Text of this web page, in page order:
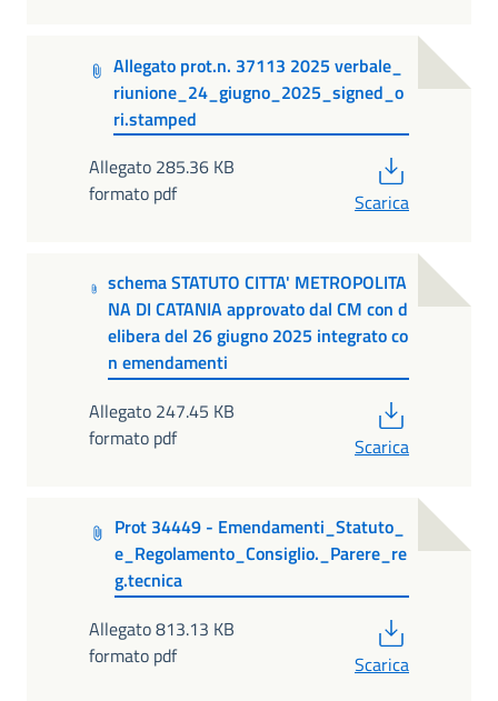
Allegato prot.n. 37113 2025 verbale_
riunione_24_giugno_2025_signed_o
ri.stamped
Allegato 285.36 KB
formato pdf
Scarica
schema STATUTO CITTA' METROPOLITA
NA DI CATANIA approvato dal CM con d
elibera del 26 giugno 2025 integrato co
n emendamenti
Allegato 247.45 KB
formato pdf
Scarica
Prot 34449 - Emendamenti_Statuto_
e_Regolamento_Consiglio._Parere_re
g.tecnica
Allegato 813.13 KB
formato pdf
Scarica